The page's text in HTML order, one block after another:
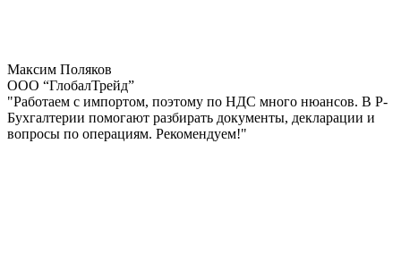
Максим Поляков
ООО “ГлобалТрейд”
"Работаем с импортом, поэтому по НДС много нюансов. В Р-
Бухгалтерии помогают разбирать документы, декларации и
вопросы по операциям. Рекомендуем!"